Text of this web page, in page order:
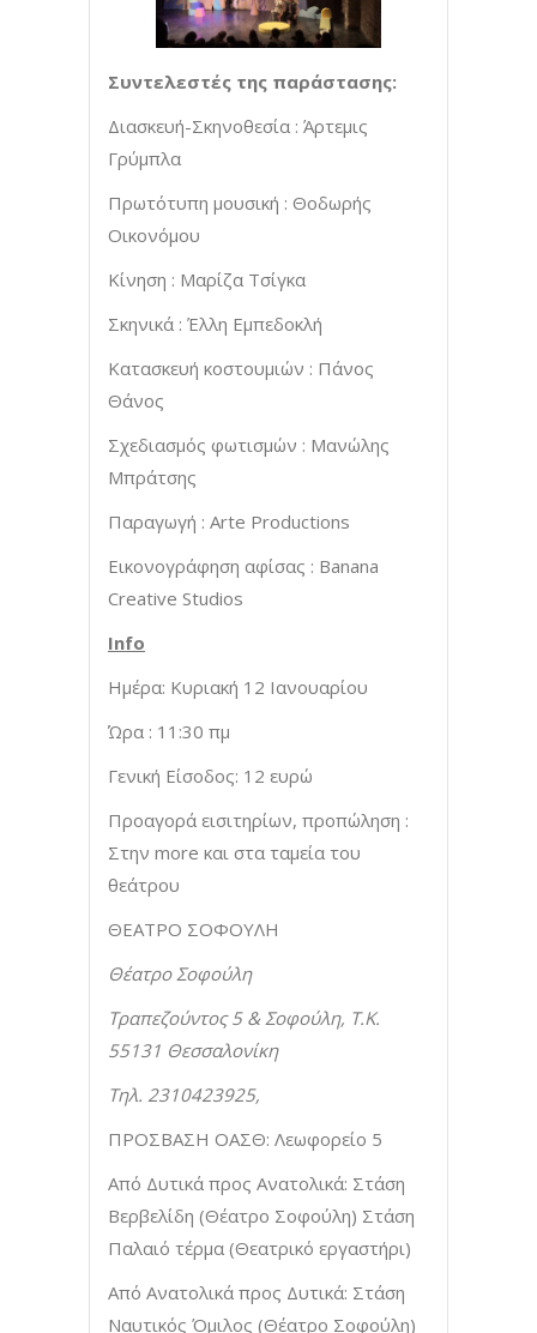
Συντελεστές της παράστασης:
Διασκευή-Σκηνοθεσία : Άρτεμις
Γρύμπλα
Πρωτότυπη μουσική : Θοδωρής
Οικονόμου
Κίνηση : Μαρίζα Τσίγκα
Σκηνικά : Έλλη Εμπεδοκλή
Κατασκευή κοστουμιών : Πάνος
Θάνος
Σχεδιασμός φωτισμών : Μανώλης
Μπράτσης
Παραγωγή : Arte Productions
Εικονογράφηση αφίσας : Banana
Creative Studios
Info
Ημέρα: Κυριακή 12 Ιανουαρίου
Ώρα : 11:30 πμ
Γενική Είσοδος: 12 ευρώ
Προαγορά εισιτηρίων, προπώληση :
Στην more και στα ταμεία του
θεάτρου
ΘΕΑΤΡΟ ΣΟΦΟΥΛΗ
Θέατρο Σοφούλη
Τραπεζούντος 5 & Σοφούλη, Τ.Κ.
55131 Θεσσαλονίκη
Τηλ. 2310423925,
ΠΡΟΣΒΑΣΗ ΟΑΣΘ: Λεωφορείο 5
Από Δυτικά προς Ανατολικά: Στάση
Βερβελίδη (Θέατρο Σοφούλη) Στάση
Παλαιό τέρμα (Θεατρικό εργαστήρι)
Από Ανατολικά προς Δυτικά: Στάση
Ναυτικός Όμιλος (Θέατρο Σοφούλη)